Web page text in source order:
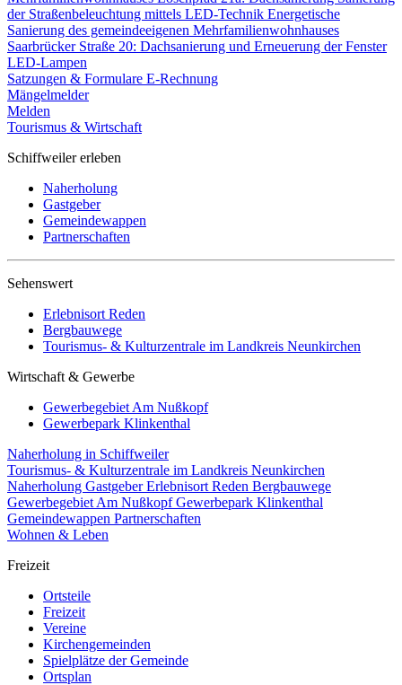
der Straßenbeleuchtung mittels LED-Technik Energetische
Sanierung des gemeindeeigenen Mehrfamilienwohnhauses
Saarbrücker Straße 20: Dachsanierung und Erneuerung der Fenster
LED-Lampen
Satzungen & Formulare E-Rechnung
Mängelmelder
Melden
Tourismus & Wirtschaft
Schiffweiler erleben
Naherholung
Gastgeber
Gemeindewappen
Partnerschaften
Sehenswert
Erlebnisort Reden
Bergbauwege
Tourismus- & Kulturzentrale im Landkreis Neunkirchen
Wirtschaft & Gewerbe
Gewerbegebiet Am Nußkopf
Gewerbepark Klinkenthal
Naherholung in Schiffweiler
Tourismus- & Kulturzentrale im Landkreis Neunkirchen
Naherholung GastgeberErlebnisort Reden Bergbauwege
Gewerbegebiet Am NußkopfGewerbepark Klinkenthal
Gemeindewappen Partnerschaften
Wohnen & Leben
Freizeit
Ortsteile
Freizeit
Vereine
Kirchengemeinden
Spielplätze der Gemeinde
Ortsplan